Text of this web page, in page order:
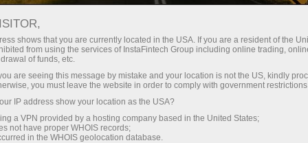
07.05.2026: Аналитические
обзоры Форекс: Трейдеры снова
поверили Трампу. Видеопрогноз на
7 мая
shows that you are currently located in the USA. If you are a resident of the
from using the services of InstaFintech Group including online trading,
of funds, etc.
are seeing this message by mistake and your location is not the US, kindly
you must leave the website in order to comply with government
IP address show your location as the USA?
a VPN provided by a hosting company based in the United States;
not have proper WHOIS records;
in the WHOIS geolocation database.